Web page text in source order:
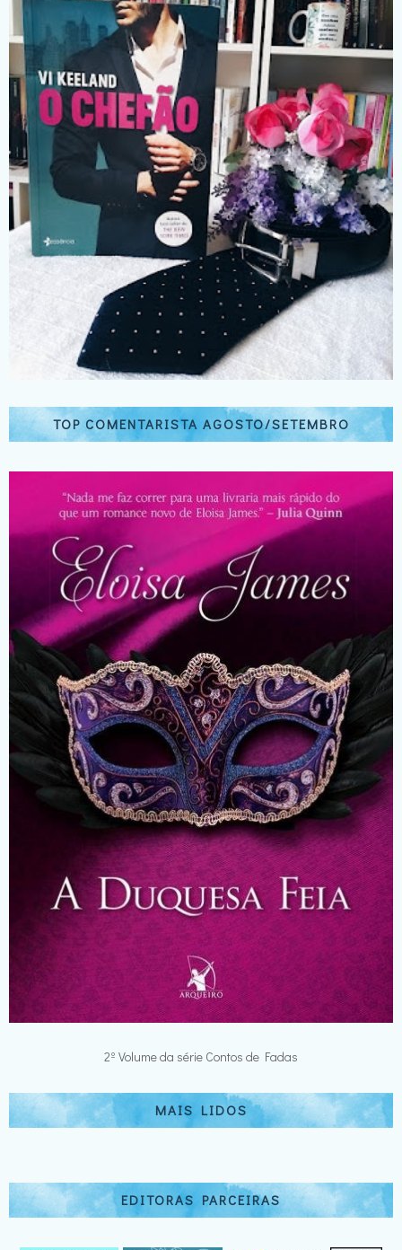
TOP COMENTARISTA AGOSTO/SETEMBRO
2º Volume da série Contos de Fadas
MAIS LIDOS
EDITORAS PARCEIRAS